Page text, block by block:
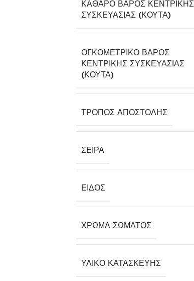
ΚΑΘΑΡΌ ΒΆΡΟΣ ΚΕΝΤΡΙΚΉΣ
ΣΥΣΚΕΥΑΣΊΑΣ (ΚΟΎΤΑ)
ΟΓΚΟΜΕΤΡΙΚΌ ΒΆΡΟΣ
ΚΕΝΤΡΙΚΉΣ ΣΥΣΚΕΥΑΣΊΑΣ
(ΚΟΎΤΑ)
ΤΡΌΠΟΣ ΑΠΟΣΤΟΛΉΣ
ΣΕΙΡΆ
ΕΊΔΟΣ
ΧΡΏΜΑ ΣΏΜΑΤΟΣ
ΥΛΙΚΌ ΚΑΤΑΣΚΕΥΉΣ